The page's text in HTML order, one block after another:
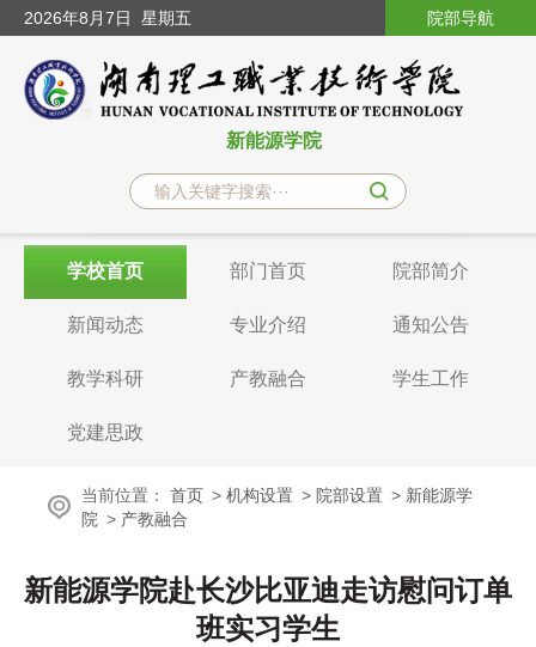
2026年8月7日 星期五 院部导航
新能源学院
学校首页 部门首页 院部简介
新闻动态 专业介绍 通知公告
教学科研 产教融合 学生工作
党建思政
当前位置： 首页 > 机构设置 > 院部设置 > 新能源学
院 > 产教融合
新能源学院赴长沙比亚迪走访慰问订单
班实习学生